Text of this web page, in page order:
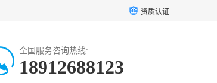
资质认证
全国服务咨询热线:
18912688123